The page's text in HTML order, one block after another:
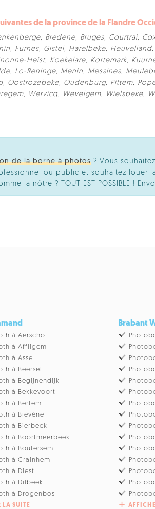
de la province de la Flandre
, Bredene, Bruges, Courtrai,
, Furnes, Gistel, Harelbeke, Heuvelland,
Heist, Koekelare, Kortemark,
, Lo-Reninge, Menin, Messines,
, Oostrozebeke, Oudenburg, Pittem,
, Wervicq, Wevelgem, Wielsbeke,
de la borne à photos ? Vous
ou public et souhaitez
la nôtre ? TOUT EST POSSIBLE !
à Aerschot
à Affligem
à Asse
à Beersel
à Begijnendijk
à Bekkevoort
à Bertem
à Biévène
à Bierbeek
à Boortmeerbeek
à Boutersem
à Crainhem
à Diest
à Dilbeek
à Drogenbos
LA SUITE
Brabant